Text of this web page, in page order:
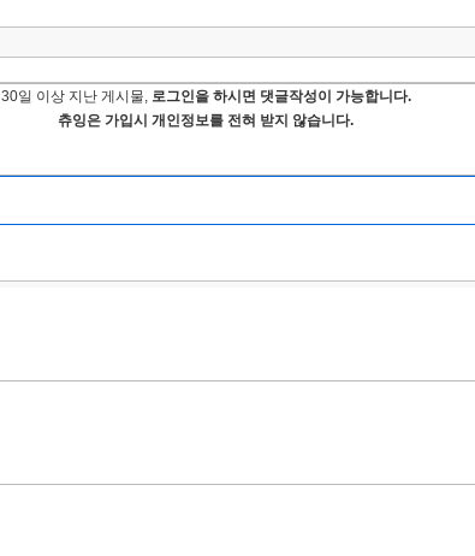
30일 이상 지난 게시물, 로그인을 하시면 댓글작성이 가능합니다.
츄잉은 가입시 개인정보를 전혀 받지 않습니다.